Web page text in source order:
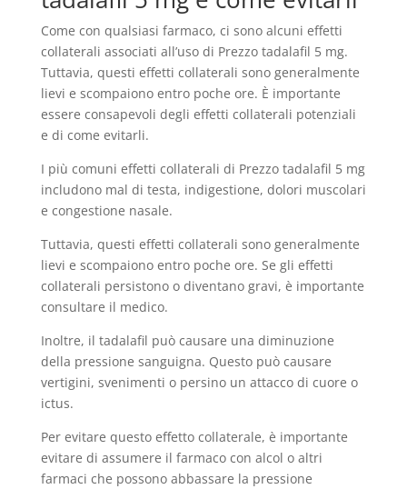
Come con qualsiasi farmaco, ci sono alcuni effetti
collaterali associati all’uso di Prezzo tadalafil 5 mg.
Tuttavia, questi effetti collaterali sono generalmente
lievi e scompaiono entro poche ore. È importante
essere consapevoli degli effetti collaterali potenziali
e di come evitarli.
I più comuni effetti collaterali di Prezzo tadalafil 5 mg
includono mal di testa, indigestione, dolori muscolari
e congestione nasale.
Tuttavia, questi effetti collaterali sono generalmente
lievi e scompaiono entro poche ore. Se gli effetti
collaterali persistono o diventano gravi, è importante
consultare il medico.
Inoltre, il tadalafil può causare una diminuzione
della pressione sanguigna. Questo può causare
vertigini, svenimenti o persino un attacco di cuore o
ictus.
Per evitare questo effetto collaterale, è importante
evitare di assumere il farmaco con alcol o altri
farmaci che possono abbassare la pressione